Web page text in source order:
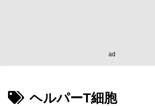
ad
ヘルパーT細胞